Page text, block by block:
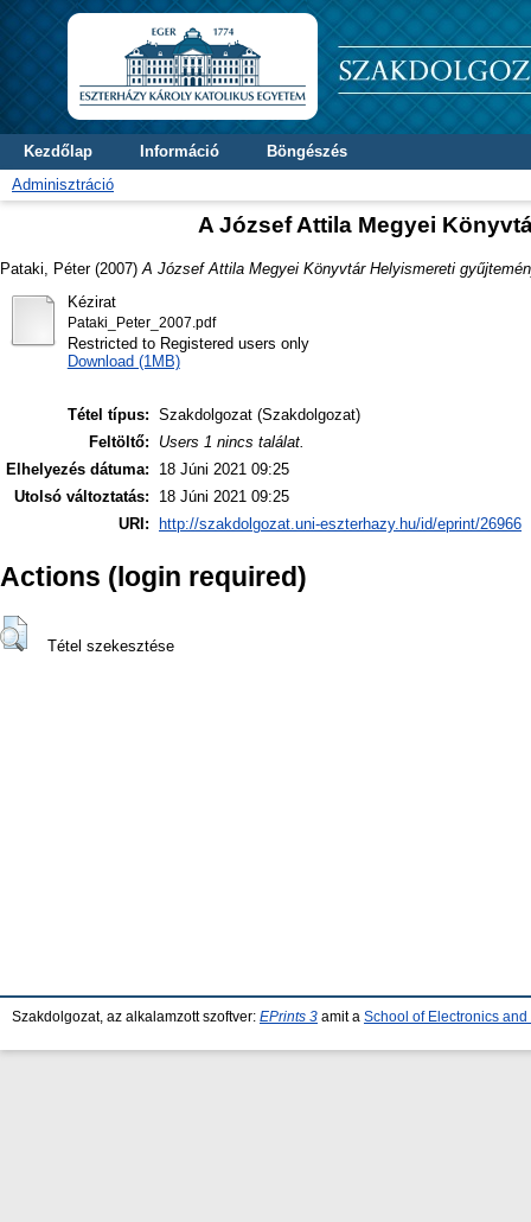
Kezdőlap Információ
Böngészés
Adminisztráció
A József Attila Megyei
Pataki, Péter(2007) A József Attila Megyei Könyvtár Helyismereti
Kézirat
Pataki_Peter_2007.pdf
Restricted to Registered users only
Download (1MB)
Tétel típus: Szakdolgozat (Szakdolgozat)
Feltöltő:
Users 1 nincs találat.
Elhelyezés dátuma:
18 Júni 2021 09:25
Utolsó változtatás:
18 Júni 2021 09:25
URI:
http://szakdolgozat.uni-eszterhazy.hu/id/eprint/26966
Actions (login required)
Tétel szekesztése
Szakdolgozat, az alkalamzott szoftver: EPrints 3 amit a School of Electronics